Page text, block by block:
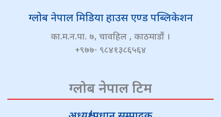
ग्लोब नेपाल मिडिया हाउस एण्ड पब्लिकेशन
का.म.न.पा. ७, चावहिल , काठमाडौं ।
+९७७- ९८४१३८६५६४
ग्लोब नेपाल टिम